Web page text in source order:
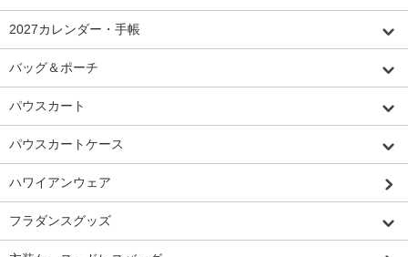
2027カレンダー・手帳
バッグ＆ポーチ
パウスカート
パウスカートケース
ハワイアンウェア
フラダンスグッズ